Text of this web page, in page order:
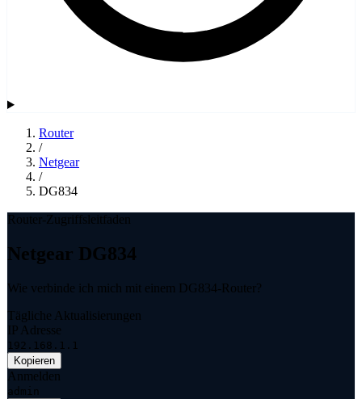
Router
/
Netgear
/
DG834
Router-Zugriffsleitfaden
Netgear DG834
Wie verbinde ich mich mit einem DG834-Router?
Tägliche Aktualisierungen
IP Adresse
192.168.1.1
Kopieren
Anmelden
admin